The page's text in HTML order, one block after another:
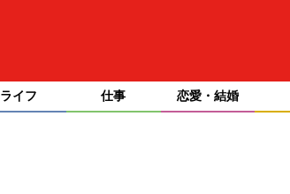
ライフ 仕事 恋愛・結婚